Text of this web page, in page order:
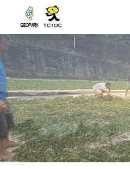
Select Language ▼